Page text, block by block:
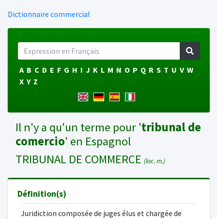
Dictionnaire commercial
A B C D E F G H I J K L M N O P Q R S T U V W
X Y Z
Il n'y a qu'un terme pour 'tribunal de
comercio' en Espagnol
TRIBUNAL DE COMMERCE (loc. m.)
Définition(s)
Juridiction composée de juges élus et chargée de